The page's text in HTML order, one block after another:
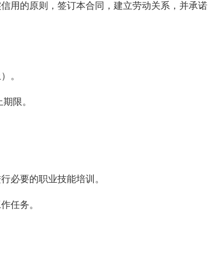
用的原则，签订本合同，建立劳动关系，并承诺
。
限。
必要的职业技能培训。
任务。